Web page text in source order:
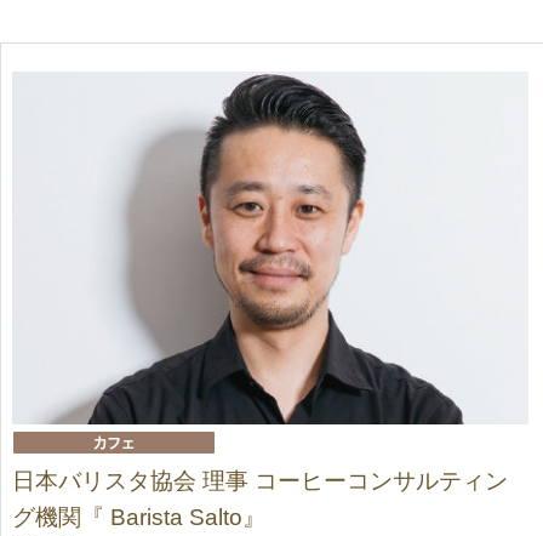
日本バリスタ協会 理事 コーヒーコンサルティン
グ機関『 Barista Salto』